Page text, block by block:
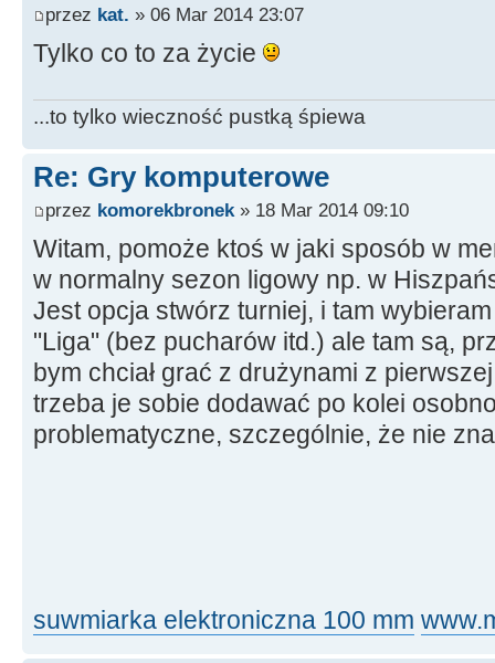
przez kat. » 06 Mar 2014 23:07
Tylko co to za życie
...to tylko wieczność pustką śpiewa
Re: Gry komputerowe
przez komorekbronek » 18 Mar 2014 09:10
Witam, pomoże ktoś w jaki sposób w
w normalny sezon ligowy np. w
Jest opcja stwórz turniej, i tam
"Liga" (bez pucharów itd.) ale tam są,
bym chciał grać z drużynami z
trzeba je sobie dodawać po kolei
problematyczne, szczególnie, że nie
suwmiarka elektroniczna 100 mm